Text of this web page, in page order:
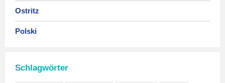
Ostritz
Polski
Schlagwörter